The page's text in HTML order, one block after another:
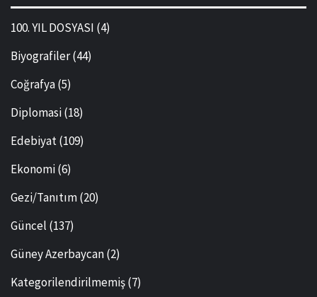
100. YIL DOSYASI (4)
Biyografiler(44)
Coğrafya(5)
Diplomasi(18)
Edebiyat(109)
Ekonomi(6)
Gezi/Tanıtım(20)
Güncel (137)
Güney Azerbaycan(2)
Kategorilendirilmemiş(7)